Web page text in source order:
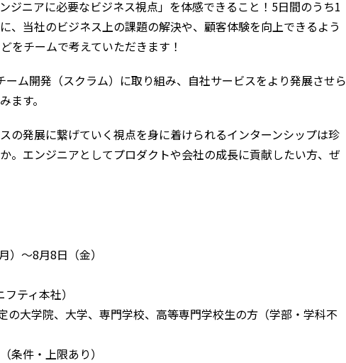
ジニアに必要なビジネス視点」を体感できること！5日間のうち1
、当社のビジネス上の課題の解決や、顧客体験を向上できるよう
をチームで考えていただきます！
ーム開発（スクラム）に取り組み、自社サービスをより発展させら
ます。
の発展に繋げていく視点を身に着けられるインターンシップは珍
。エンジニアとしてプロダクトや会社の成長に貢献したい方、ぜ
）〜8月8日（金）
ティ本社）
の大学院、大学、専門学校、高等専門学校生の方（学部・学科不
条件・上限あり）